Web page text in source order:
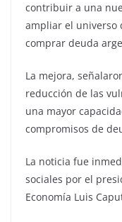
contribuir a una
ampliar el universo
comprar deuda
La mejora,
reducción de las
una mayor
compromisos de
La noticia fue
sociales por el
Economía Luis